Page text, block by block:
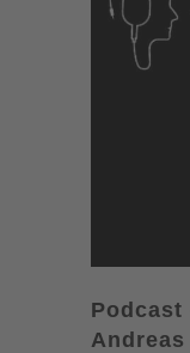
Podcast